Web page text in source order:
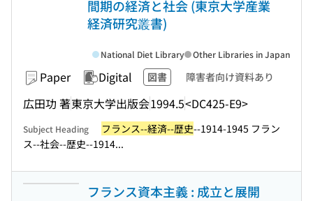
間期の経済と社会 (東京大学産業
経済研究叢書)
Paper Digital 図書 障害者向け資料あり
広田功 著東京大学出版会1994.5<DC425-E9>
National Diet Library Other Libraries in Japan
Subject Heading フランス--経済--歴史--1914-1945 フラン
ス--社会--歴史--1914...
フランス資本主義 : 成立と展開